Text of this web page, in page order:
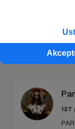
127